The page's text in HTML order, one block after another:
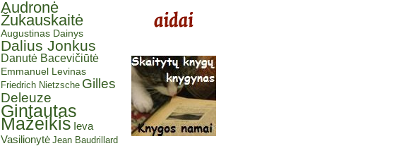
Audronė
Žukauskaitė
Augustinas Dainys
Dalius Jonkus
Danutė Bacevičiūtė
Emmanuel Levinas
Friedrich Nietzsche Gilles
Deleuze
Gintautas
Mažeikis Ieva
Vasilionytė Jean Baudrillard